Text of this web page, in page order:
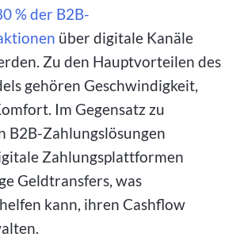
% der B2B-
über digitale Kanäle
Zu den Hauptvorteilen des
gehören Geschwindigkeit,
Im Gegensatz zu
B2B-Zahlungslösungen
Zahlungsplattformen
Geldtransfers, was
kann, ihren Cashflow